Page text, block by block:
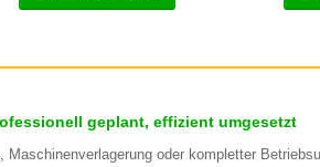
geplant, effizient umgesetzt
Maschinenverlagerung oder kompletter